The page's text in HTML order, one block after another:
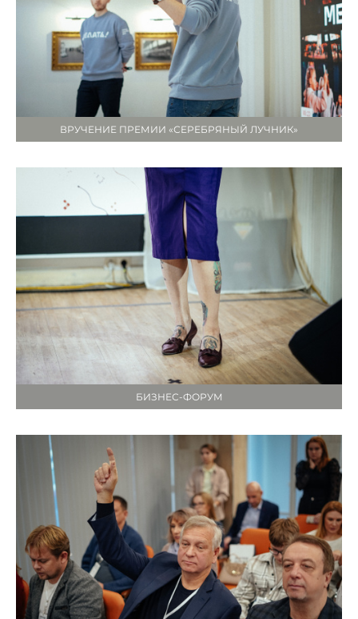
ВРУЧЕНИЕ ПРЕМИИ «СЕРЕБРЯНЫЙ ЛУЧНИК»
БИЗНЕС-ФОРУМ